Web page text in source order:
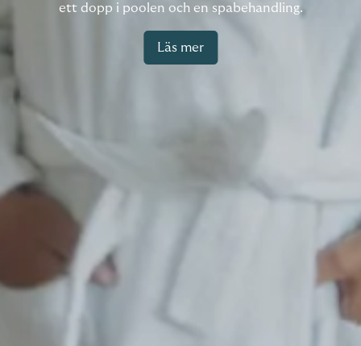
ett dopp i poolen och en spabehandling.
Läs mer